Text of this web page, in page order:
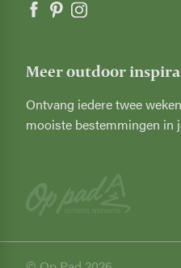
Meer outdoor
Ontvang iedere twee
mooiste bestemmingen in